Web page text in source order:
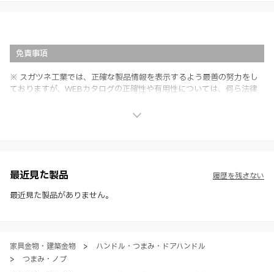
免責事項
※ スガツネ工業では、正確な製品情報を表示するよう最善の努力をし
ておりますが、WEBカタログの正確性や有用性については、何ら法律
社製品の使用ご検討、又は販売促進目的の利用に限ります。
※ 本WEBサイト製品情報のご利用にあたっては、WEBサイト利用規
約、プライバシーポリシー、製品情報ガイドをご確認いただき、内容の
最近見た製品
最近見た製品がありません。
履歴を残さない
家具金物・建築金物 >
ハンドル・つまみ・ドアハンドル
>
つまみ・ノブ